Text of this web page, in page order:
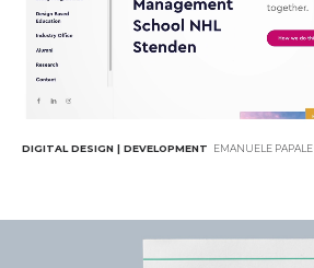
DIGITAL DESIGN | DEVELOPMENT EMANUELE PAPALE